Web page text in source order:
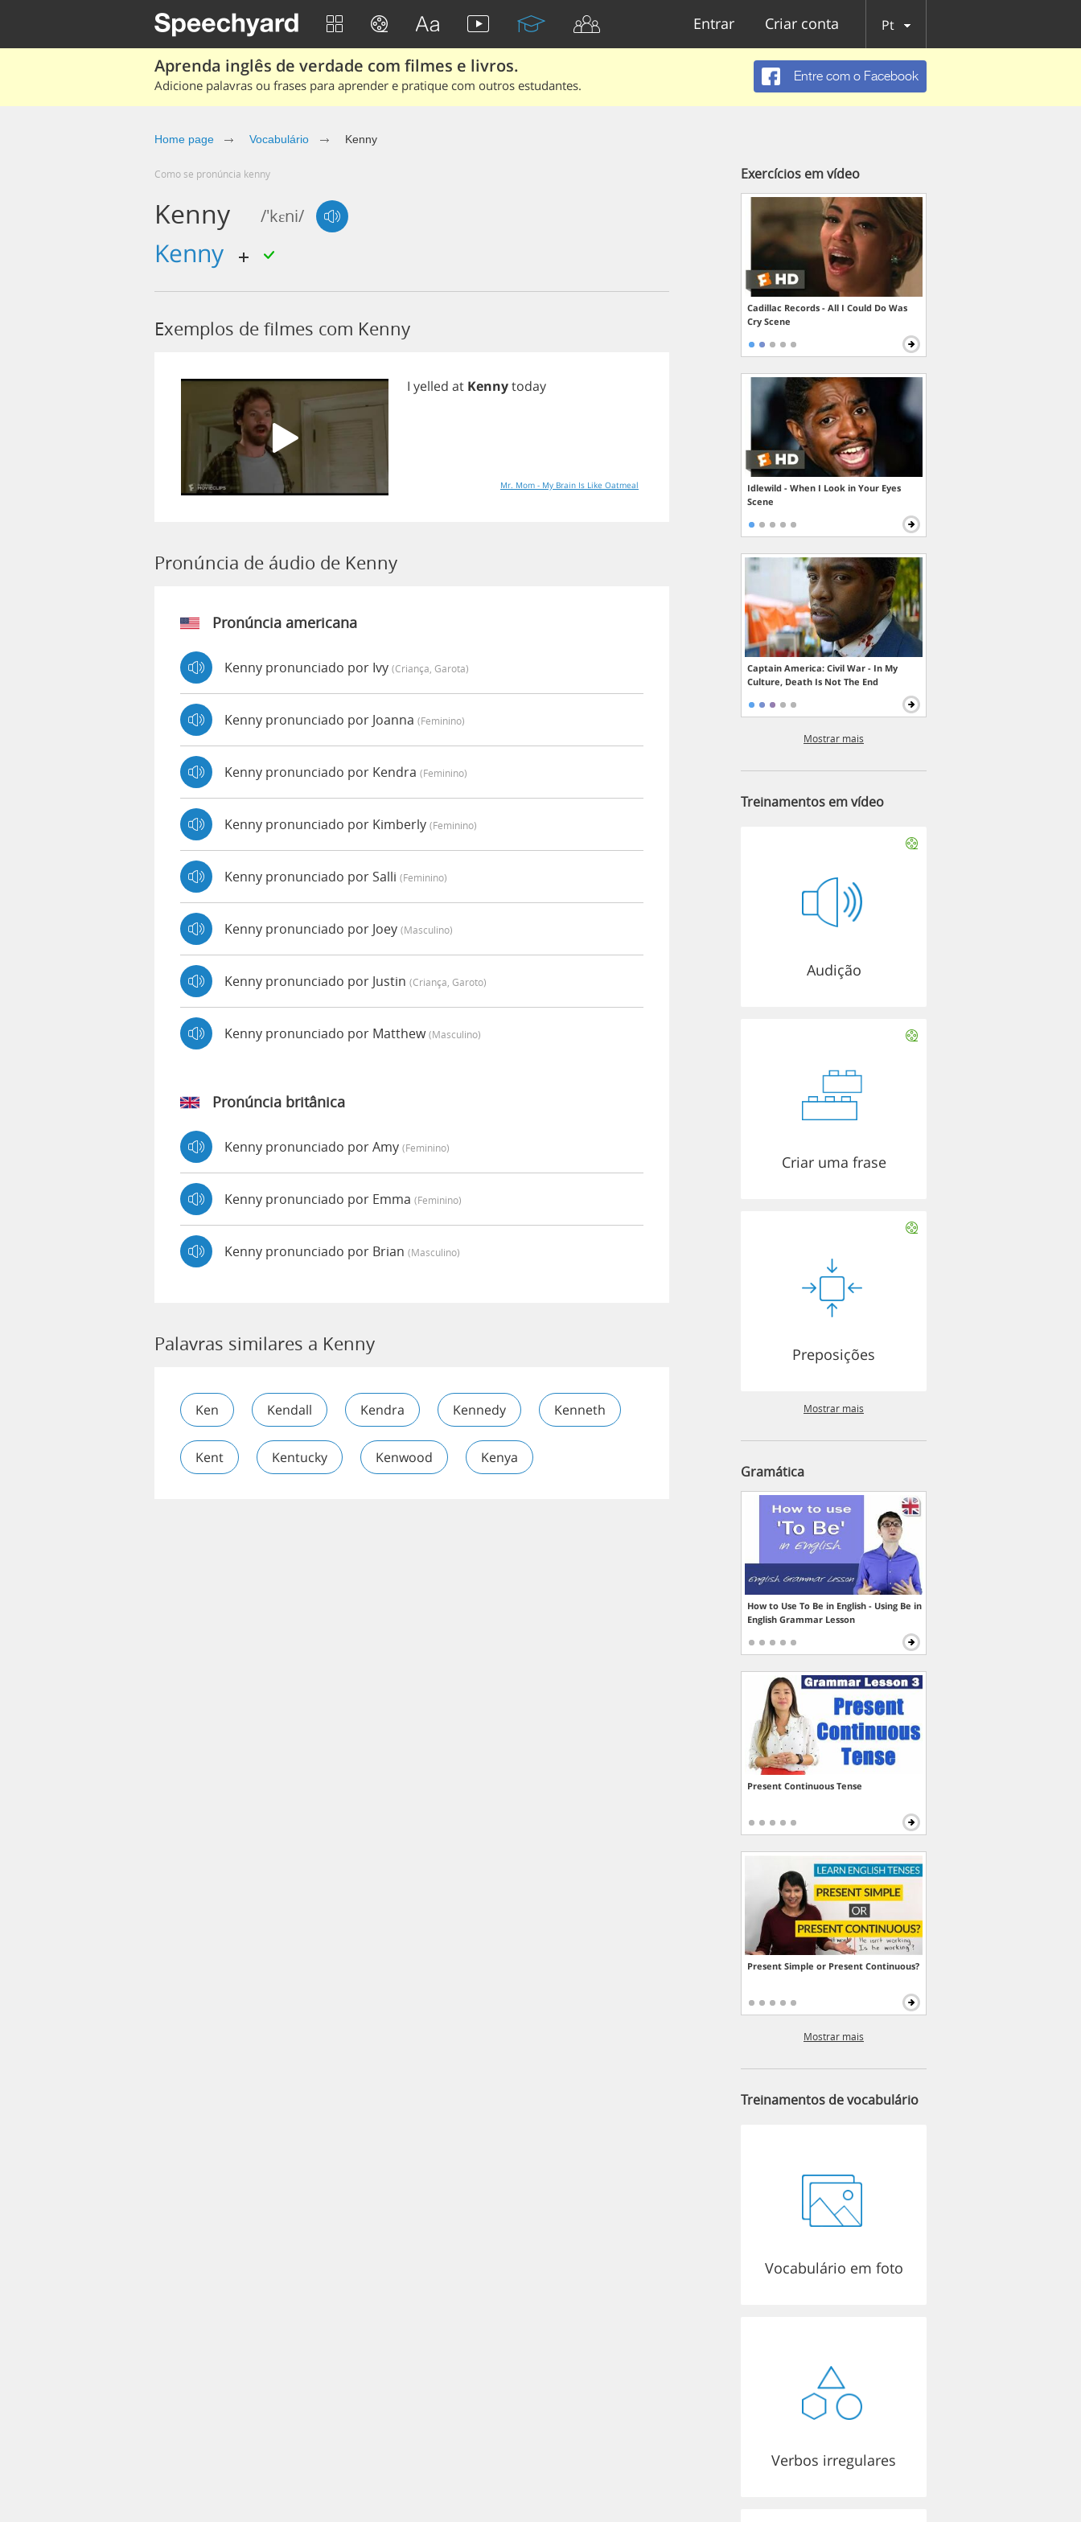
Entrar Criar conta Pt
Aprenda inglês de verdade com filmes e livros.
Adicione palavras ou frases para aprender e pratique com outros estudantes.
Entre com o Facebook
Home page Vocabulário Kenny
Como se pronúncia kenny
Kenny /'kɛni/
kenny
Exemplos de filmes com Kenny
I yelled at Kennytoday
Mr. Mom - My Brain Is Like Oatmeal
Pronúncia de áudio de Kenny
Pronúncia americana
Kenny pronunciado por Ivy (criança, Garota)
Kenny pronunciado por Joanna (feminino)
Kenny pronunciado por Kendra (feminino)
Kenny pronunciado por Kimberly (feminino)
Kenny pronunciado por Salli (feminino)
Kenny pronunciado por Joey (masculino)
Kenny pronunciado por Justin (criança, Garoto)
Kenny pronunciado por Matthew(masculino)
Pronúncia britânica
Kenny pronunciado por Amy (feminino)
Kenny pronunciado por Emma (feminino)
Kenny pronunciado por Brian (masculino)
Palavras similares a Kenny
Ken Kendall Kendra Kennedy Kenneth
Kent Kentucky Kenwood Kenya
Exercícios em vídeo
Cadillac Records - All I Could Do Was
Cry Scene
Idlewild - When I Look in Your Eyes
Scene
Captain America: Civil War - In My
Culture, Death Is Not The End
Mostrar mais
Treinamentos em vídeo
Audição
Criar uma frase
Preposições
Mostrar mais
Gramática
How to Use To Be in English - Using Be in
English Grammar Lesson
Present Continuous Tense
Present Simple or Present Continuous?
Mostrar mais
Treinamentos de vocabulário
Vocabulário em foto
Verbos irregulares